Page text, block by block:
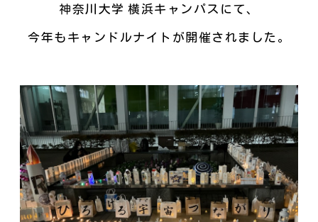
神奈川大学 横浜キャンパスにて、
今年もキャンドルナイトが開催されました。